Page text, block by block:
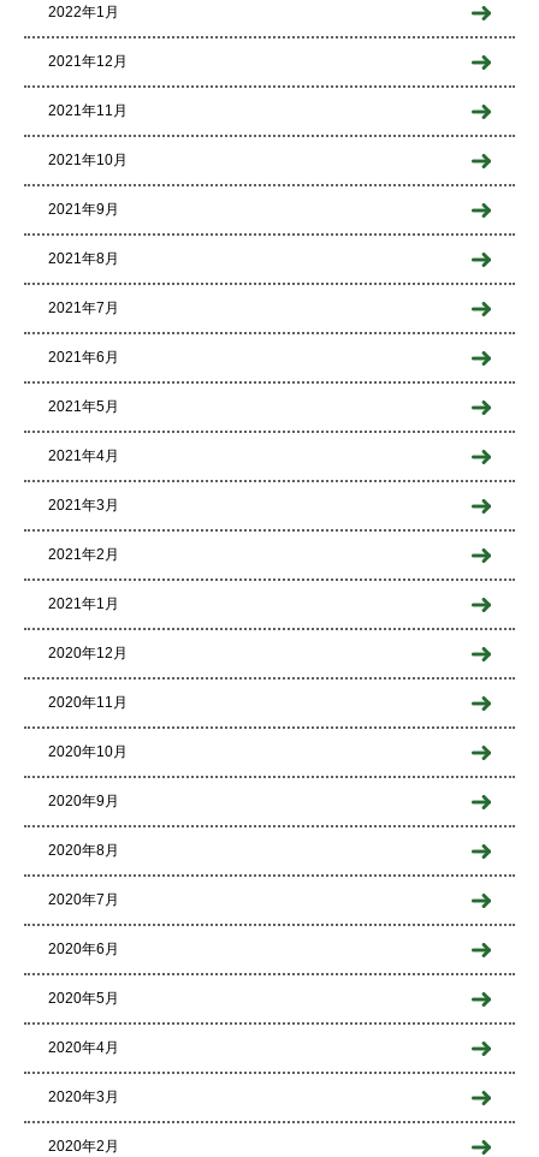
2022年1月
2021年12月
2021年11月
2021年10月
2021年9月
2021年8月
2021年7月
2021年6月
2021年5月
2021年4月
2021年3月
2021年2月
2021年1月
2020年12月
2020年11月
2020年10月
2020年9月
2020年8月
2020年7月
2020年6月
2020年5月
2020年4月
2020年3月
2020年2月